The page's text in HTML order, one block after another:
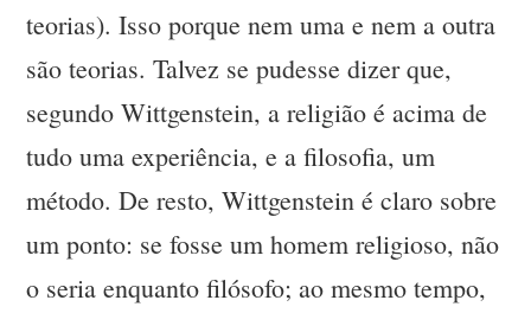
teorias). Isso porque nem uma e nem a outra
são teorias. Talvez se pudesse dizer que,
segundo Wittgenstein, a religião é acima de
tudo uma experiência, e a filosofia, um
método. De resto, Wittgenstein é claro sobre
um ponto: se fosse um homem religioso, não
o seria enquanto filósofo; ao mesmo tempo,